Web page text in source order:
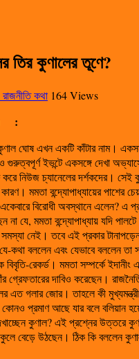
তির কুণালের তূণে?
কথা 164 Views
:
ঘোষ এখন একটি কাঁটার নাম।
গুরুত্বপূর্ণ ইভন্টে একসঙ্গে দেখা
করে নিউজ চ্যানেলের দর্শকদের। সেই
মমতা বন্দ্যোপাধ্যায়ের পাশের
বিরোধী অবস্থানে এলেন? এ
না যে, মমতা বন্দ্যোপাধ্যায় যদি
নেই। তবে এই প্রকার
কথা বললেন এবং যেভাবে বললেন
রেকর্ড। মমতা সম্পর্কে ইদানীং
গ্রেফতারের দাবিও করেছেন।
এত গলার জোর। তাহলে কী
প্রমাণ আছে যার বলে বলিয়ান
কুণাল? এই প্রশ্নের উত্তরে
বেড়ে উঠছেন। ঠিক কি বললেন